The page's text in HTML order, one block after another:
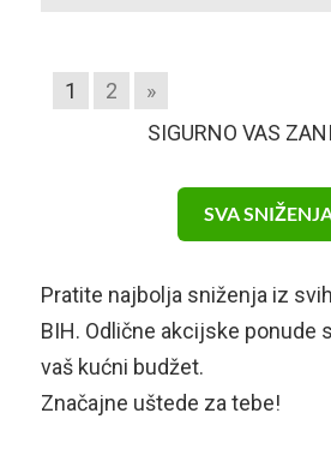
1 2
»
SIGURNO VAS
SVA
Pratite najbolja sniženja iz
BIH. Odlične akcijske ponude
vaš kućni budžet.
Značajne uštede za tebe!